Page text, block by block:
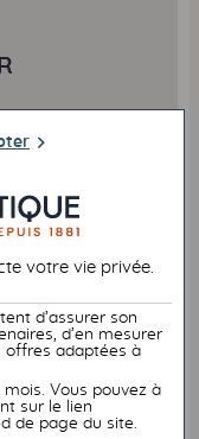
votre vie privée.
d’assurer son
d’en mesurer
offres adaptées à
Vous pouvez à
sur le lien
de page du site.